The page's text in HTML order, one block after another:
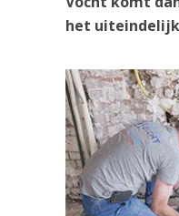
het uiteindelijk